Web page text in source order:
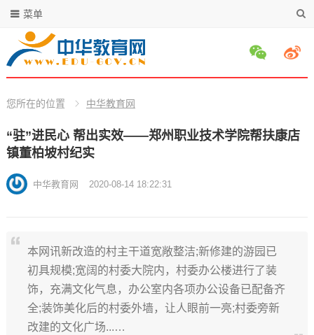
菜单
您所在的位置 中华教育网
“驻”进民心 帮出实效——郑州职业技术学院帮扶康店
镇董柏坡村纪实
中华教育网 2020-08-14 18:22:31
本网讯新改造的村主干道宽敞整洁;新修建的游园已
初具规模;宽阔的村委大院内，村委办公楼进行了装
饰，充满文化气息，办公室内各项办公设备已配备齐
全;装饰美化后的村委外墙，让人眼前一亮;村委旁新
改建的文化广场...…